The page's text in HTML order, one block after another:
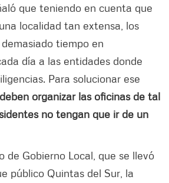
que teniendo en cuenta que
localidad tan extensa, los
tiempo en
día a las entidades donde
Para solucionar ese
organizar las oficinas de tal
no tengan que ir de un
de Gobierno Local, que se llevó
público Quintas del Sur, la